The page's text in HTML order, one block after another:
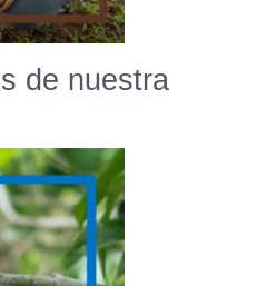
de nuestra